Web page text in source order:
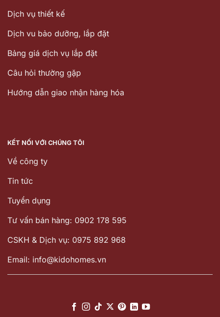
Dịch vụ thiết kế
Dịch vu bảo dưỡng, lắp đặt
Bảng giá dịch vụ lắp đặt
Câu hỏi thường gặp
Hướng dẫn giao nhận hàng hóa
KẾT NỐI VỚI CHÚNG TÔI
Về công ty
Tin tức
Tuyển dụng
Tư vấn bán hàng: 0902 178 595
CSKH & Dịch vụ: 0975 892 968
Email: info@kidohomes.vn